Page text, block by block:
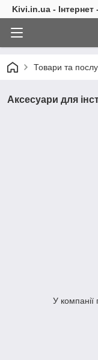
Kivi.in.ua - Інтернет
Товари та
Аксесуари для
У компанії